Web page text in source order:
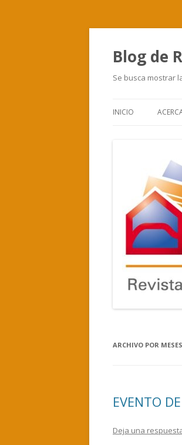
Blog de
Se busca mostrar
INICIO
ARCHIVO POR
EVENTO
Deja una